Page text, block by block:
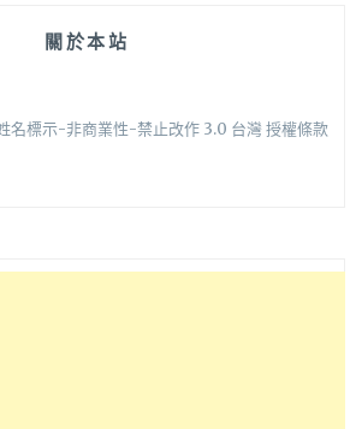
關於本站
名標示-非商業性-禁止改作 3.0 台灣 授權條款